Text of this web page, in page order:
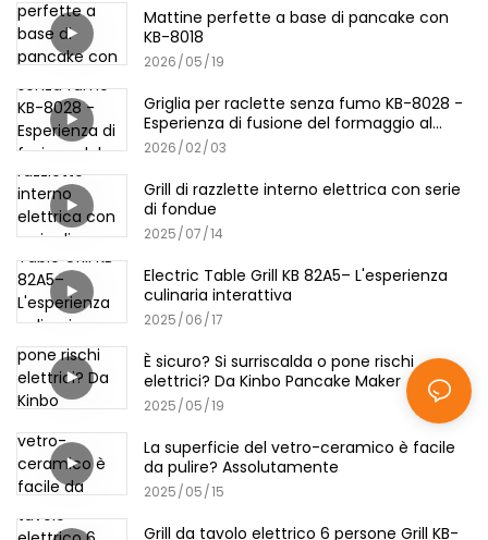
Mattine perfette a base di pancake con
KB-8018
2026 05 19
Griglia per raclette senza fumo KB-8028 -
Esperienza di fusione del formaggio al
chiuso
2026 02 03
Grill di razzlette interno elettrica con serie
di fondue
2025 07 14
Electric Table Grill KB 82A5– L'esperienza
culinaria interattiva
2025 06 17
È sicuro? Si surriscalda o pone rischi
elettrici? Da Kinbo Pancake Maker
2025 05 19
La superficie del vetro-ceramico è facile
da pulire? Assolutamente
2025 05 15
Grill da tavolo elettrico 6 persone Grill KB-